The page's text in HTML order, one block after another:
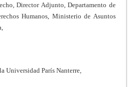
Director Adjunto, Departamento de
Humanos, Ministerio de Asuntos
Universidad París Nanterre,